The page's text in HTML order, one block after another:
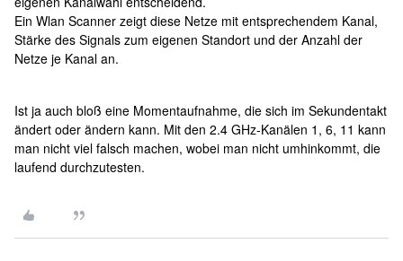
Ein Wlan Scanner zeigt diese Netze mit entsprechendem Kanal,
Stärke des Signals zum eigenen Standort und der Anzahl der
Netze je Kanal an.
Ist ja auch bloß eine Momentaufnahme, die sich im Sekundentakt
ändert oder ändern kann. Mit den 2.4 GHz-Kanälen 1, 6, 11 kann
man nicht viel falsch machen, wobei man nicht umhinkommt, die
laufend durchzutesten.